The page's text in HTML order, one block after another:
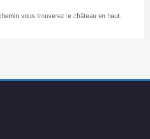
vous trouverez le château en haut.